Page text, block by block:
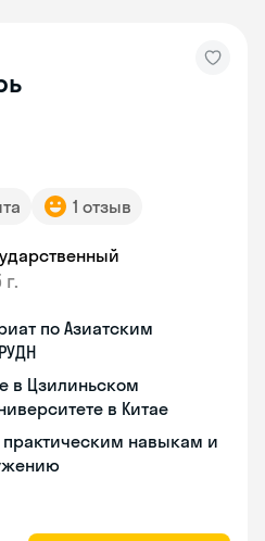
1 отзыв
по Азиатским
в Цзилиньском
в Китае
навыкам и